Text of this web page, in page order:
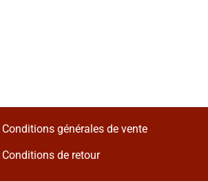
Conditions générales de vente
Conditions de retour